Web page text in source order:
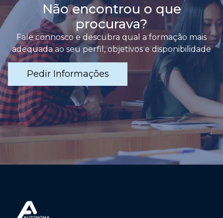
Não encontrou o que
procurava?
Fale connosco e descubra qual a formação mais
adequada ao seu perfil, objetivos e disponibilidade
Pedir Informações